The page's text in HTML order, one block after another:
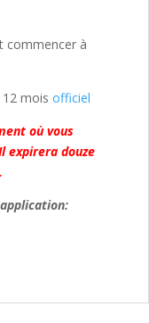
commencer à
mois officiel
où vous
expirera douze